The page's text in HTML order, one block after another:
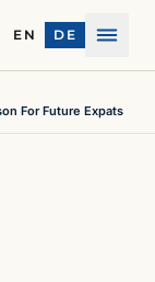
EN DE
Menü
For Future Expats